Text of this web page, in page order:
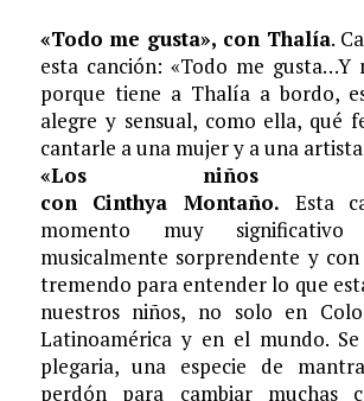
«Todo me gusta», con Thalía.
esta canción: «Todo me gusta…Y
porque tiene a Thalía a bordo,
alegre y sensual, como ella, qué
cantarle a una mujer y a una
«Los niños
con Cinthya Montaño. Esta
momento muy
musicalmente sorprendente y
tremendo para entender lo que
nuestros niños, no solo en
Latinoamérica y en el mundo.
plegaria, una especie de
perdón para cambiar muchas